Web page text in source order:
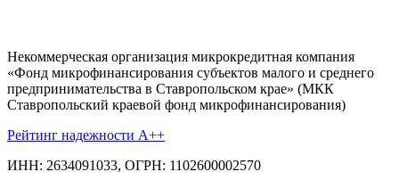
Некоммерческая организация микрокредитная компания
«Фонд микрофинансирования субъектов малого и среднего
предпринимательства в Ставропольском крае» (МКК
Ставропольский краевой фонд микрофинансирования)
Рейтинг надежности A++
ИНН: 2634091033, ОГРН: 1102600002570